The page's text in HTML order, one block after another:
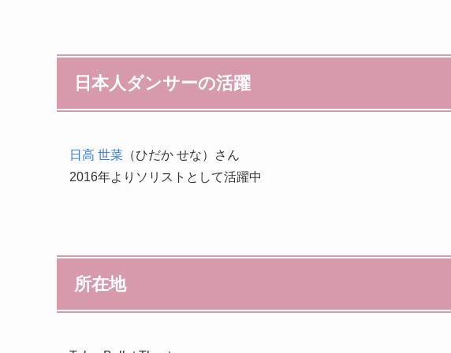
日本人ダンサーの活躍
日高 世菜 （ひだか せな）さん
2016年よりソリストとして活躍中
所在地